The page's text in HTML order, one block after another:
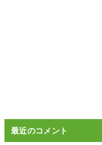
最近のコメント